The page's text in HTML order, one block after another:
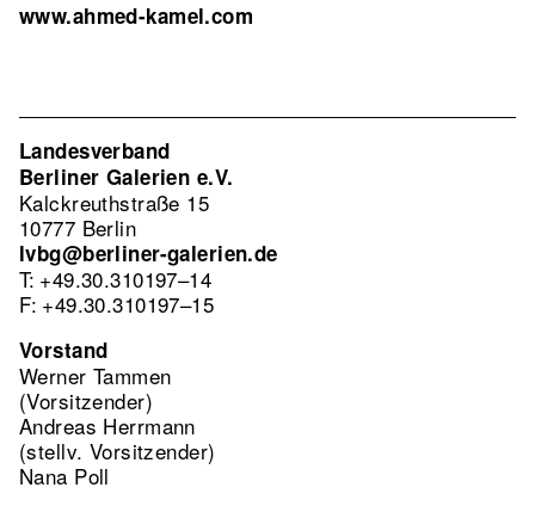
www.ahmed-kamel.com
Landesverband
Berliner Galerien e.V.
Kalckreuthstraße 15
10777 Berlin
lvbg@berliner-galerien.de
T: +49.30.310197–14
F: +49.30.310197–15
Vorstand
Werner Tammen
(Vorsitzender)
Andreas Herrmann
(stellv. Vorsitzender)
Nana Poll